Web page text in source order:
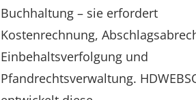
Buchhaltung – sie erfordert
Kostenrechnung,
Einbehaltsverfolgung und
Pfandrechtsverwaltung.